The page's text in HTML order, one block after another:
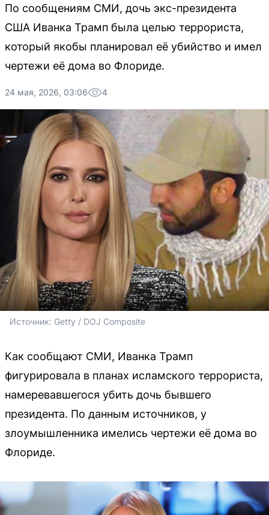
По сообщениям СМИ, дочь экс-президента
США Иванка Трамп была целью террориста,
который якобы планировал её убийство и имел
чертежи её дома во Флориде.
24 мая, 2026, 03:06 4
Источник: Getty / DOJ Composite
Как сообщают СМИ, Иванка Трамп
фигурировала в планах исламского террориста,
намеревавшегося убить дочь бывшего
президента. По данным источников, у
злоумышленника имелись чертежи её дома во
Флориде.